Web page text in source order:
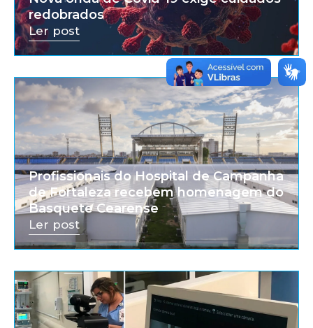
redobrados
Ler post
Profissionais do Hospital de Campanha
de Fortaleza recebem homenagem do
Basquete Cearense
Ler post